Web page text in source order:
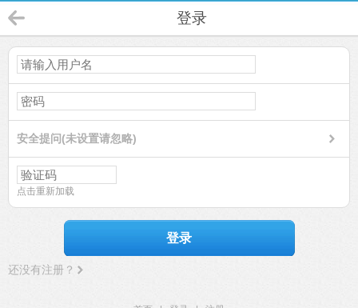
登录
安全提问(未设置请忽略)
点击重新加载
登录
还没有注册？